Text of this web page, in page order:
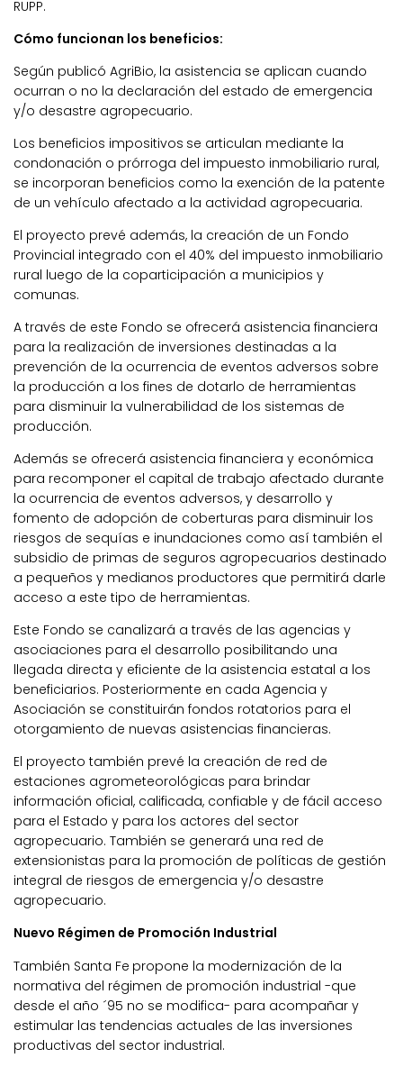
RUPP.
Cómo funcionan los beneficios:
Según publicó AgriBio, la asistencia se aplican cuando
ocurran o no la declaración del estado de emergencia
y/o desastre agropecuario.
Los beneficios impositivos se articulan mediante la
condonación o prórroga del impuesto inmobiliario rural,
se incorporan beneficios como la exención de la patente
de un vehículo afectado a la actividad agropecuaria.
El proyecto prevé además, la creación de un Fondo
Provincial integrado con el 40% del impuesto inmobiliario
rural luego de la coparticipación a municipios y
comunas.
A través de este Fondo se ofrecerá asistencia financiera
para la realización de inversiones destinadas a la
prevención de la ocurrencia de eventos adversos sobre
la producción a los fines de dotarlo de herramientas
para disminuir la vulnerabilidad de los sistemas de
producción.
Además se ofrecerá asistencia financiera y económica
para recomponer el capital de trabajo afectado durante
la ocurrencia de eventos adversos, y desarrollo y
fomento de adopción de coberturas para disminuir los
riesgos de sequías e inundaciones como así también el
subsidio de primas de seguros agropecuarios destinado
a pequeños y medianos productores que permitirá darle
acceso a este tipo de herramientas.
Este Fondo se canalizará a través de las agencias y
asociaciones para el desarrollo posibilitando una
llegada directa y eficiente de la asistencia estatal a los
beneficiarios. Posteriormente en cada Agencia y
Asociación se constituirán fondos rotatorios para el
otorgamiento de nuevas asistencias financieras.
El proyecto también prevé la creación de red de
estaciones agrometeorológicas para brindar
información oficial, calificada, confiable y de fácil acceso
para el Estado y para los actores del sector
agropecuario. También se generará una red de
extensionistas para la promoción de políticas de gestión
integral de riesgos de emergencia y/o desastre
agropecuario.
Nuevo Régimen de Promoción Industrial
También Santa Fe propone la modernización de la
normativa del régimen de promoción industrial -que
desde el año ´95 no se modifica- para acompañar y
estimular las tendencias actuales de las inversiones
productivas del sector industrial.